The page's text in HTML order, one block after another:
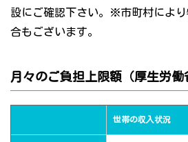
設にご確認下さい。※市町村によ
合もございます。
月々のご負担上限額（厚生労働
世帯の収入状況